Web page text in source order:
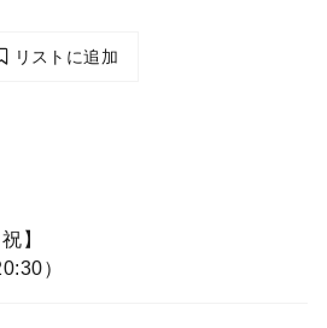
リストに追加
】
）